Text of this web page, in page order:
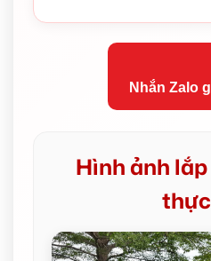
Nhắn Zalo
Hình ảnh